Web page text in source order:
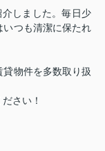
しました。毎日少
いつも清潔に保たれ
貸物件を多数取り扱
さい！